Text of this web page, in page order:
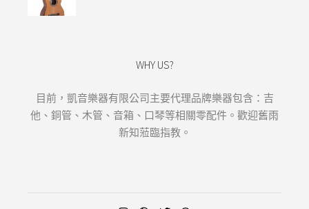
WHY US?
目前，凱音樂器有限公司主要代理品牌樂器包含：吉
他、銅管、木管、音箱、口琴等相關零配件。歡迎舊雨
新知蒞臨指教。